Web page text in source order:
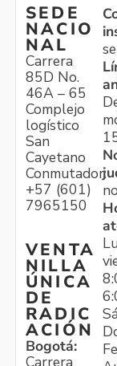
SEDE
NACIO
NAL
Carrera
85D No.
46A – 65
Complejo
logístico
San
Cayetano
Conmutador:
+57 (601)
7965150
VENTA
NILLA
ÚNICA
DE
RADIC
ACIÓN
Bogotá: